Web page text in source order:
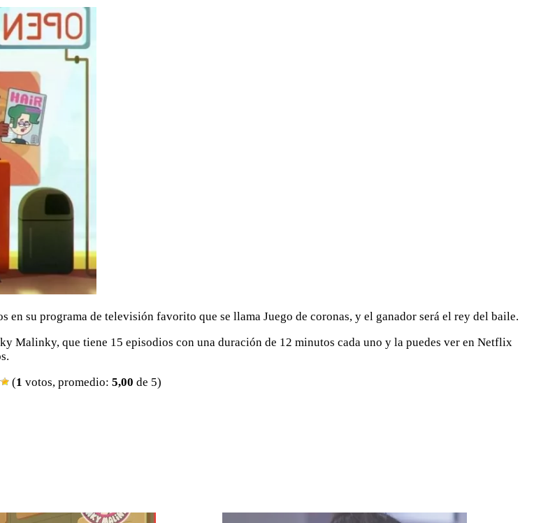
su programa de televisión favorito que se llama Juego de coronas, y el ganador será el rey del baile.
Malinky, que tiene 15 episodios con una duración de 12 minutos cada uno y la puedes ver en Netflix
(1 votos, promedio: 5,00 de 5)